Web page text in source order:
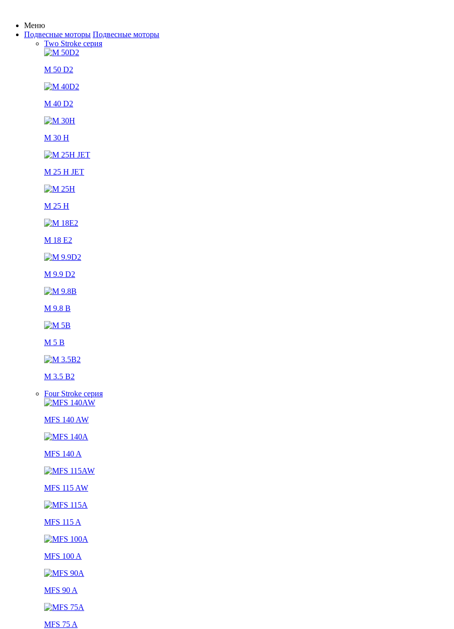
Меню
Подвесные моторы Подвесные моторы
Two Stroke серия
M 50 D2
M 40 D2
M 30 H
M 25 H JET
M 25 H
M 18 E2
M 9.9 D2
M 9.8 B
M 5 B
M 3.5 B2
Four Stroke серия
MFS 140 AW
MFS 140 A
MFS 115 AW
MFS 115 A
MFS 100 A
MFS 90 A
MFS 75 A